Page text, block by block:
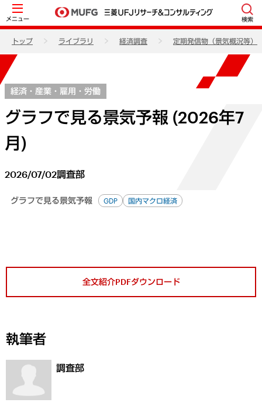
メニュー 検索
トップ ライブラリ 経済調査 定期発信物（景気概況等）
経済・産業・雇用・労働
グラフで見る景気予報 (2026年7
月)
2026/07/02調査部
グラフで見る景気予報 GDP 国内マクロ経済
全文紹介PDFダウンロード
執筆者
調査部